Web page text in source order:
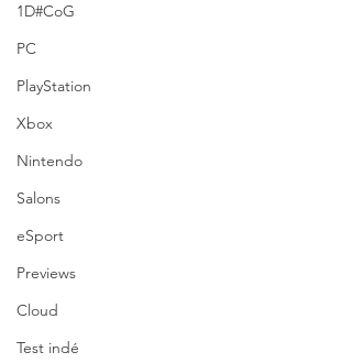
1D#CoG
PC
PlayStation
Xbox
Nintendo
Salons
eSport
Previews
Cloud
Test indé